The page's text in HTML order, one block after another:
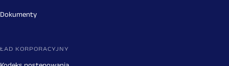
Dokumenty
ŁAD KORPORACYJNY